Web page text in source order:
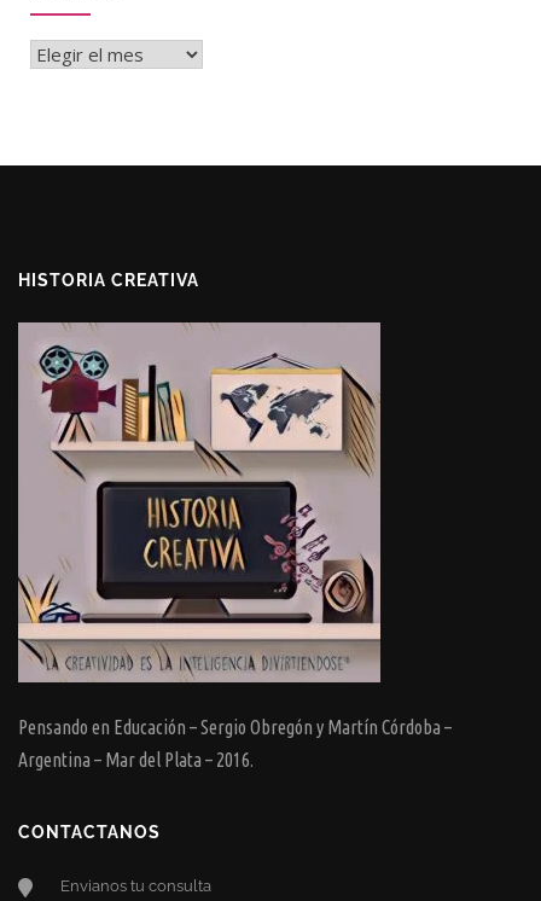
Archivos
HISTORIA CREATIVA
Pensando en Educación – Sergio Obregón y Martín Córdoba –
Argentina – Mar del Plata – 2016.
CONTACTANOS
Envianos tu consulta